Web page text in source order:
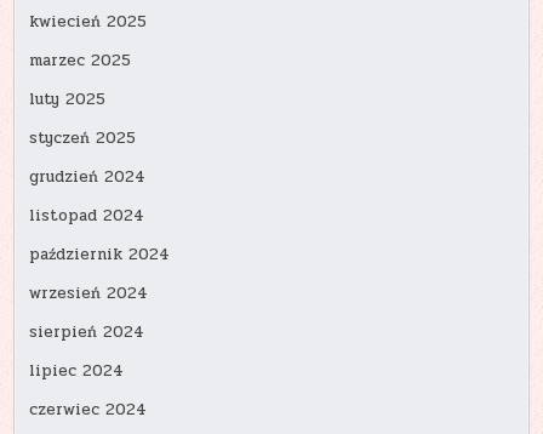
kwiecień 2025
marzec 2025
luty 2025
styczeń 2025
grudzień 2024
listopad 2024
październik 2024
wrzesień 2024
sierpień 2024
lipiec 2024
czerwiec 2024